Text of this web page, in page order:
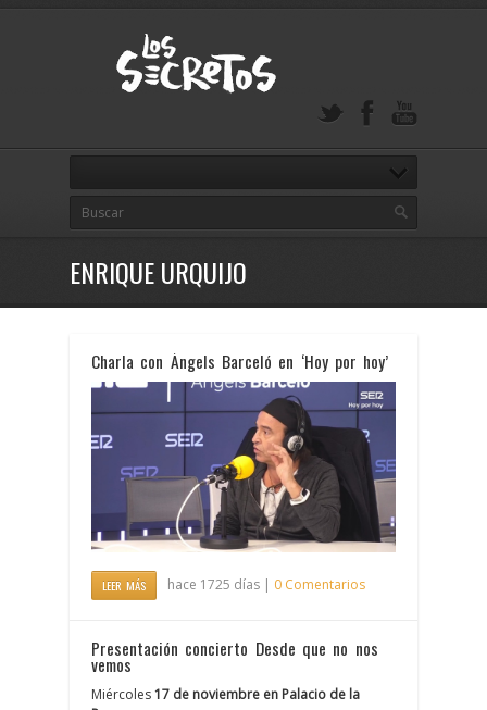
ENRIQUE URQUIJO
Charla con Àngels Barceló en ‘Hoy por hoy’
LEER MÁS hace 1725 días | 0 Comentarios
Presentación concierto Desde que no nos
vemos
Miércoles17 de noviembre en Palacio de la